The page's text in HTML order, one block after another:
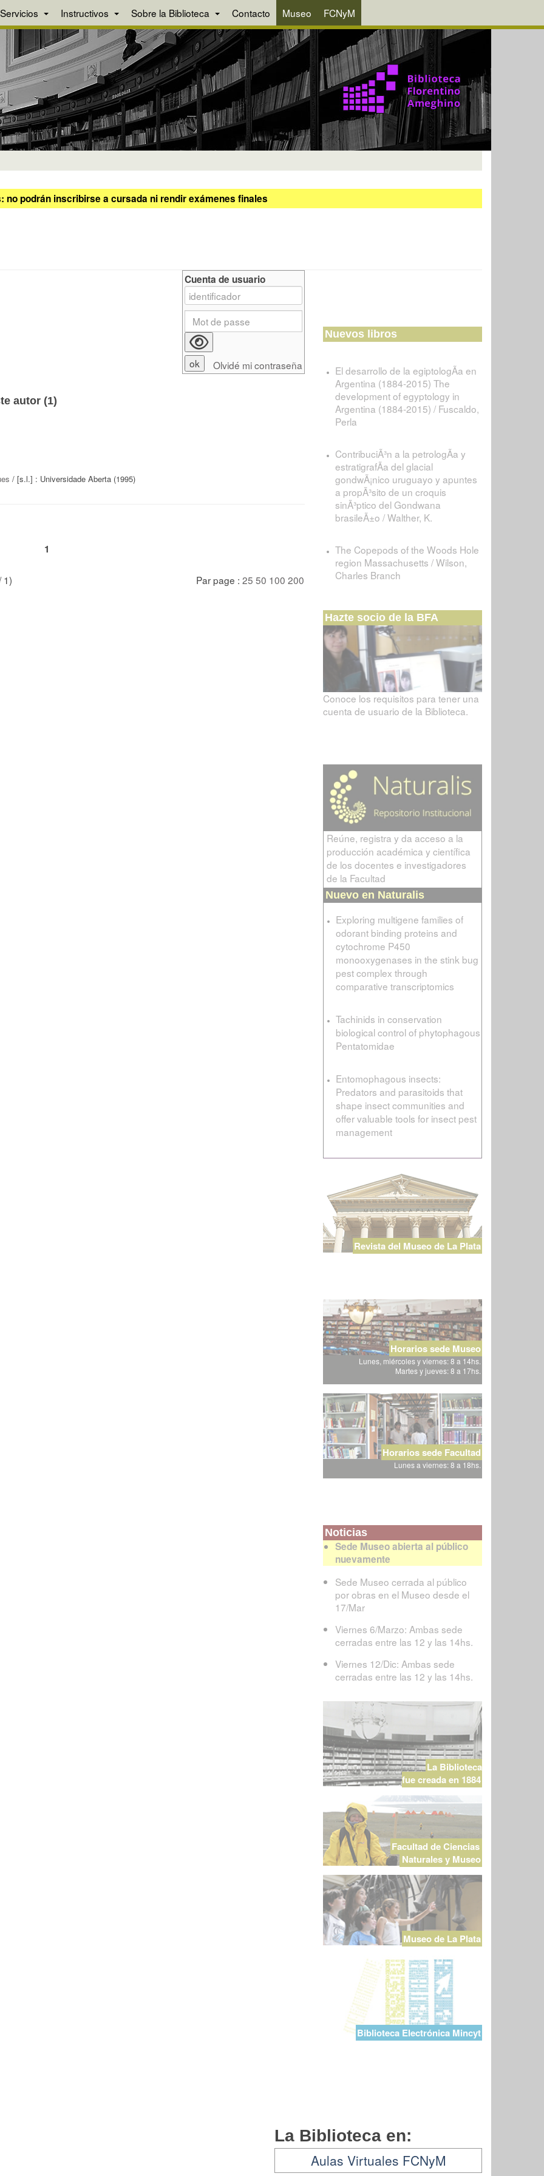
Servicios Instructivos Sobre la Biblioteca Contacto Museo FCNyM
podrán inscribirse a cursada ni rendir exámenes finales
autor (1)
/ [s.l.] : Universidade Aberta (1995)
1
1) Par page : 25 50 100 200
Cuenta de usuario
Olvidé mi contraseña
Nuevos libros
El desarrollo de la egiptologÃ­a en
Argentina (1884-2015) The
development of egyptology in
Argentina (1884-2015) / Fuscaldo,
Perla
ContribuciÃ³n a la petrologÃ­a y
estratigrafÃ­a del glacial
gondwÃ¡nico uruguayo y apuntes
a propÃ³sito de un croquis
sinÃ³ptico del Gondwana
brasileÃ±o / Walther, K.
The Copepods of the Woods Hole
region Massachusetts / Wilson,
Charles Branch
Hazte socio de la BFA
Conoce los requisitos para tener una
cuenta de usuario de la Biblioteca.
Reúne, registra y da acceso a la
producción académica y científica
de los docentes e investigadores
de la Facultad
Nuevo en Naturalis
Exploring multigene families of
odorant binding proteins and
cytochrome P450
monooxygenases in the stink bug
pest complex through
comparative transcriptomics
Tachinids in conservation
biological control of phytophagous
Pentatomidae
Entomophagous insects:
Predators and parasitoids that
shape insect communities and
offer valuable tools for insect pest
management
Revista del Museo de La Plata
Horarios sede Museo
Lunes, miércoles y viernes: 8 a 14hs.
Martes y jueves: 8 a 17hs.
Horarios sede Facultad
Lunes a viernes: 8 a 18hs.
Noticias
Sede Museo abierta al público
nuevamente
Sede Museo cerrada al público
por obras en el Museo desde el
17/Mar
Viernes 6/Marzo: Ambas sede
cerradas entre las 12 y las 14hs.
Viernes 12/Dic: Ambas sede
cerradas entre las 12 y las 14hs.
La Biblioteca
fue creada en 1884
Facultad de Ciencias
Naturales y Museo
Museo de La Plata
Biblioteca Electrónica Mincyt
La Biblioteca en:
Aulas Virtuales FCNyM